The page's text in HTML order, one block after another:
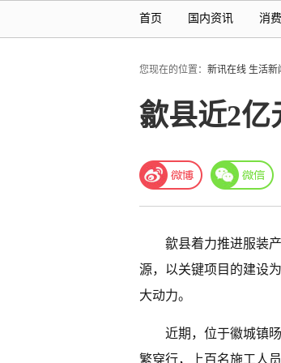
首页 国内资讯 消
您现在的位置： 新讯在线 生活新
歙县近2亿
歙县着力推进服装
源，以关键项目的建设
大动力。
近期，位于徽城镇
繁穿行，上百名施工人